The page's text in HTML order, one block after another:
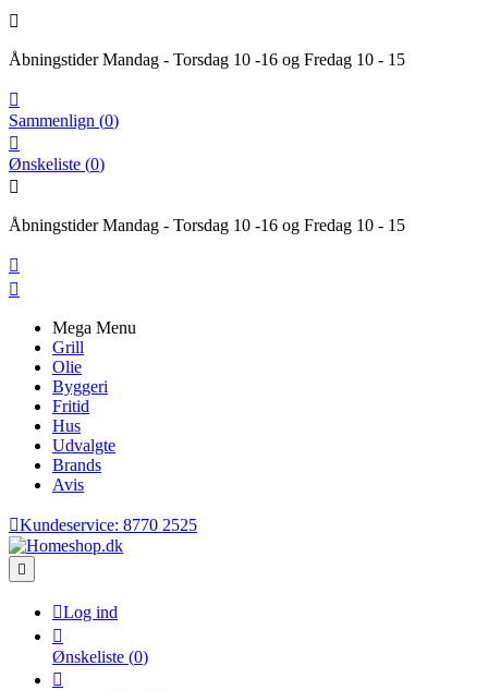

Åbningstider Mandag - Torsdag 10 -16 og Fredag 10 - 15

Sammenlign (0)

Ønskeliste (0)

Åbningstider Mandag - Torsdag 10 -16 og Fredag 10 - 15


Mega Menu
Grill
Olie
Byggeri
Fritid
Hus
Udvalgte
Brands
Avis
Kundeservice: 8770 2525

Log ind

Ønskeliste (0)
